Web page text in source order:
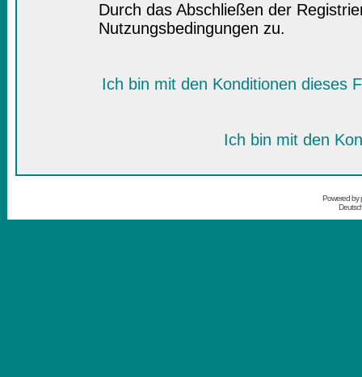
Durch das Abschließen der
Nutzungsbedingungen zu.
Ich bin mit den Konditionen dieses
Ich bin mit den
Powered by